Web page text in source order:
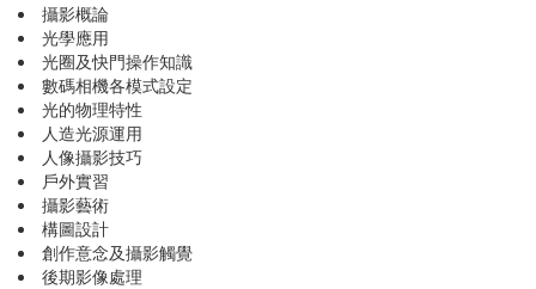
攝影概論
光學應用
光圈及快門操作知識
數碼相機各模式設定
光的物理特性
人造光源運用
人像攝影技巧
戶外實習
攝影藝術
構圖設計
創作意念及攝影觸覺
後期影像處理